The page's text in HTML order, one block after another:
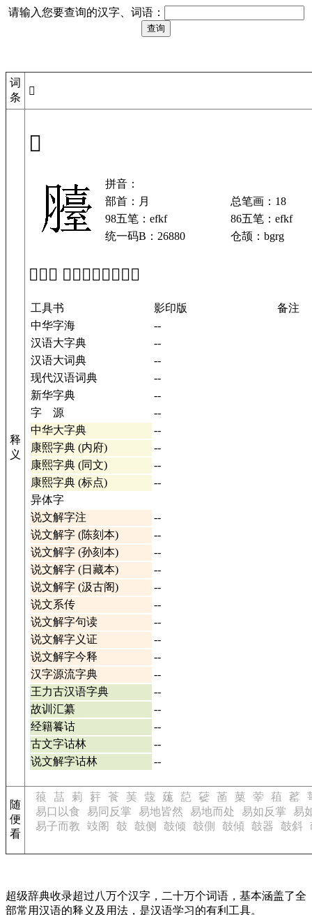
请输入您要查询的汉字、词语：
词
条
𦢀
释
义
𦢀
拼音：
部首：月
总笔画：18
98五笔：efkf
86五笔：efkf
统一码B：26880
仓颉：bgrg
「𦢀」 在工具书中的解释
工具书 影印版
备注
中华字海
--
汉语大字典
--
汉语大词典
--
现代汉语词典
--
新华字典
--
字 源
--
中华大字典
--
康熙字典 (内府)
--
康熙字典 (同文)
--
康熙字典 (标点)
--
异体字
说文解字注
--
说文解字 (陈刻本)
--
说文解字 (孙刻本)
--
说文解字 (日藏本)
--
说文解字 (汲古阁)
--
说文系传
--
说文解字句读
--
说文解字义证
--
说文解字今释
--
汉字源流字典
--
王力古汉语字典
--
故训汇纂
--
经籍籑诂
--
古文字诂林
--
说文解字诂林
--
随
便
看
䓳 䓵 䓶 䓸 䓹 䓺 䓻 䓼 䓽 䓾 䓿 䔁 䔂 䔃 䔄
易口以食
易同反掌 易地皆然 易地而处 易如反掌
易
易子而教
攱阁 攲 攲侧 攲倾 攲側 攲傾 攲器 攲斜
超级辞典收录超过八万个汉字，二十万个词语，基本涵盖了全
部常用汉语的释义及用法，是汉语学习的有利工具。